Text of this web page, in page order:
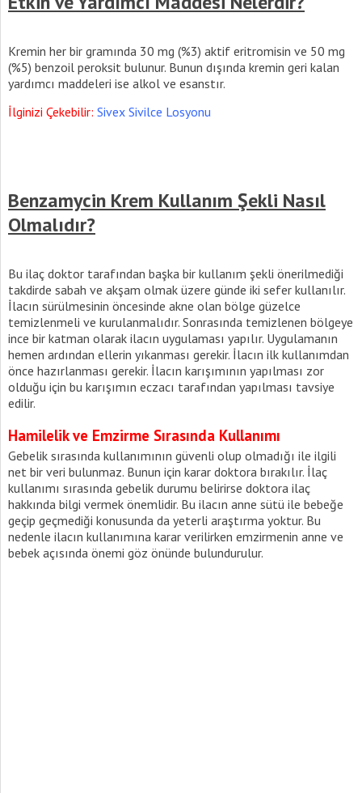
Kremin her bir gramında 30 mg (%3) aktif eritromisin ve 50 mg
(%5) benzoil peroksit bulunur. Bunun dışında kremin geri kalan
yardımcı maddeleri ise alkol ve esanstır.
İlginizi Çekebilir: Sivex Sivilce Losyonu
Benzamycin Krem Kullanım Şekli Nasıl
Olmalıdır?
Bu ilaç doktor tarafından başka bir kullanım şekli önerilmediği
takdirde sabah ve akşam olmak üzere günde iki sefer kullanılır.
İlacın sürülmesinin öncesinde akne olan bölge güzelce
temizlenmeli ve kurulanmalıdır. Sonrasında temizlenen bölgeye
ince bir katman olarak ilacın uygulaması yapılır. Uygulamanın
hemen ardından ellerin yıkanması gerekir. İlacın ilk kullanımdan
önce hazırlanması gerekir. İlacın karışımının yapılması zor
olduğu için bu karışımın eczacı tarafından yapılması tavsiye
edilir.
Hamilelik ve Emzirme Sırasında Kullanımı
Gebelik sırasında kullanımının güvenli olup olmadığı ile ilgili
net bir veri bulunmaz. Bunun için karar doktora bırakılır. İlaç
kullanımı sırasında gebelik durumu belirirse doktora ilaç
hakkında bilgi vermek önemlidir. Bu ilacın anne sütü ile bebeğe
geçip geçmediği konusunda da yeterli araştırma yoktur. Bu
nedenle ilacın kullanımına karar verilirken emzirmenin anne ve
bebek açısında önemi göz önünde bulundurulur.